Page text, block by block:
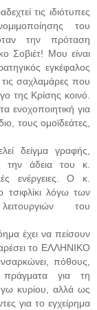
τις ιδιότυπες
του
την πρόταση
Σοβιέτ! Μου είναι
εγκέφαλος
σαχλαμάρες που
της Κρίσης κοινό.
ενοχοποιητική για
τους ομοϊδεάτες,
δείγμα γραφής,
την άδεια του κ.
ενέργειες. Ο κ.
λόγω των
του
έχει να πείσουν
το ΕΛΛΗΝΙΚΟ
πόθους,
για τη
κυρίου, αλλά ως
για το εγχείρημα